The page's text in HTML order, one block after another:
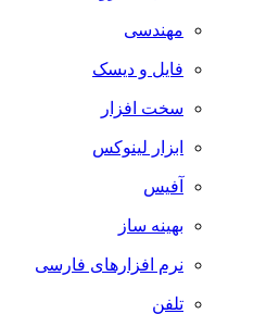
مهندسی
فایل و دیسک
سخت افزار
ابزار لینوکس
آفیس
بهینه ساز
نرم افزارهای فارسی
تلفن